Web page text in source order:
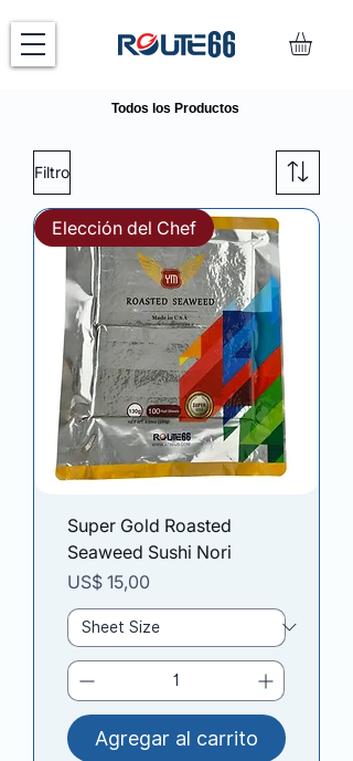
Todos los Productos
Filtro
Elección del Chef
Super Gold Roasted
Seaweed Sushi Nori
Precio
US$ 15,00
Agregar al carrito